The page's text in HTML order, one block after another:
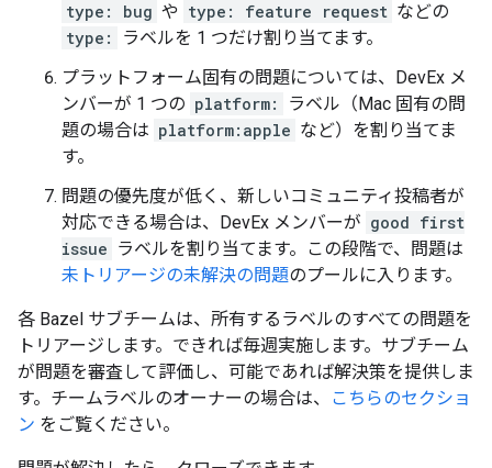
type: bug や type: feature request などの
type:
ラベルを 1 つだけ割り当てます。
プラットフォーム固有の問題については、DevEx メ
ンバーが 1 つの platform:
ラベル（Mac 固有の問
題の場合は platform:apple など）を割り当てま
す。
問題の優先度が低く、新しいコミュニティ投稿者が
対応できる場合は、DevEx メンバーが good first
issue ラベルを割り当てます。この段階で、問題は
未トリアージの未解決の問題のプールに入ります。
各 Bazel サブチームは、所有するラベルのすべての問題を
トリアージします。できれば毎週実施します。サブチーム
が問題を審査して評価し、可能であれば解決策を提供しま
す。チームラベルのオーナーの場合は、
こちらのセクショ
ン をご覧ください。